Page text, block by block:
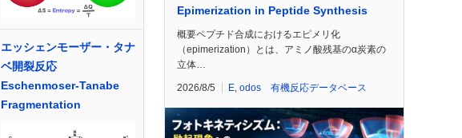
エッシェンモーザー・タナ
ベ開裂反応
Eschenmoser-Tanabe
Fragmentation
Epimerization in Peptide Synthesis
概要ペプチド合成におけるエピメリ化
（epimerization）とは、アミノ酸残基のα炭素の
立体…
2026/8/5 E odos 有機反応データベース